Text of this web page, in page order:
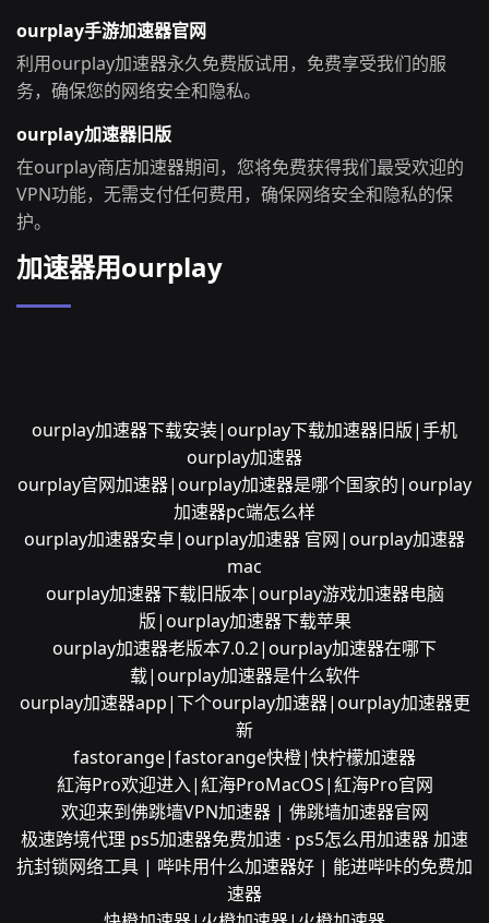
ourplay手游加速器官网
利用ourplay加速器永久免费版试用，免费享受我们的服
务，确保您的网络安全和隐私。
ourplay加速器旧版
在ourplay商店加速器期间，您将免费获得我们最受欢迎的
VPN功能，无需支付任何费用，确保网络安全和隐私的保
护。
加速器用ourplay
ourplay加速器下载安装|ourplay下载加速器旧版|手机
ourplay加速器
ourplay官网加速器|ourplay加速器是哪个国家的|ourplay
加速器pc端怎么样
ourplay加速器安卓|ourplay加速器 官网|ourplay加速器
mac
ourplay加速器下载旧版本|ourplay游戏加速器电脑
版|ourplay加速器下载苹果
ourplay加速器老版本7.0.2|ourplay加速器在哪下
载|ourplay加速器是什么软件
ourplay加速器app|下个ourplay加速器|ourplay加速器更
新
fastorange|fastorange快橙|快柠檬加速器
紅海Pro欢迎进入|紅海ProMacOS|紅海Pro官网
欢迎来到佛跳墙VPN加速器 | 佛跳墙加速器官网
极速跨境代理 ps5加速器免费加速 · ps5怎么用加速器 加速
抗封锁网络工具 | 哔咔用什么加速器好 | 能进哔咔的免费加
速器